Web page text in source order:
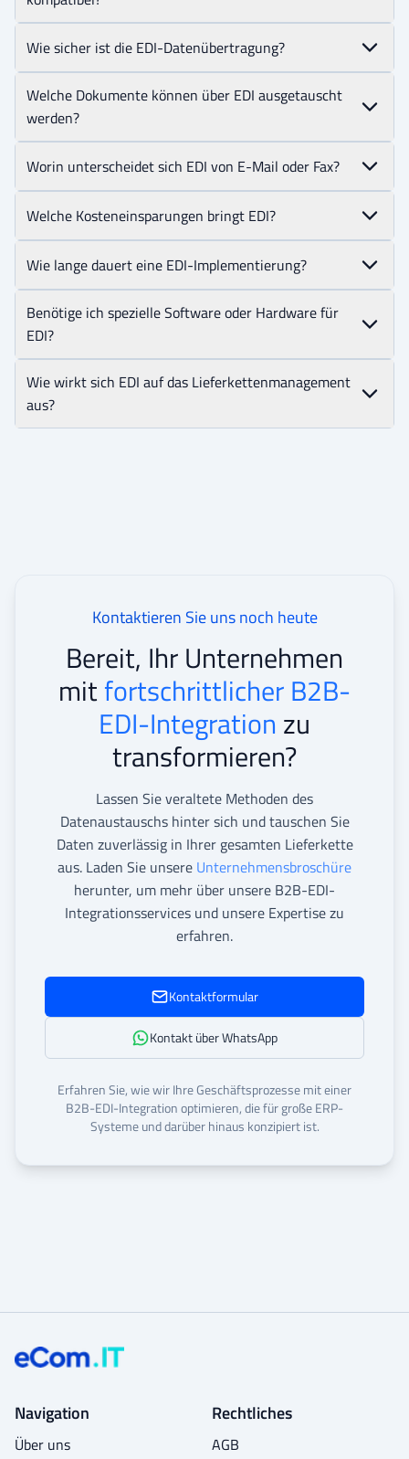
Wie sicher ist die EDI-Datenübertragung?
Welche Dokumente können über EDI ausgetauscht
werden?
Worin unterscheidet sich EDI von E-Mail oder Fax?
Welche Kosteneinsparungen bringt EDI?
Wie lange dauert eine EDI-Implementierung?
Benötige ich spezielle Software oder Hardware für
EDI?
Wie wirkt sich EDI auf das Lieferkettenmanagement
aus?
Kontaktieren Sie uns noch heute
Bereit, Ihr Unternehmen
mitfortschrittlicher B2B-
EDI-Integration zu
transformieren?
Lassen Sie veraltete Methoden des
Datenaustauschs hinter sich und tauschen Sie
Daten zuverlässig in Ihrer gesamten Lieferkette
aus. Laden Sie unsere Unternehmensbroschüre
herunter, um mehr über unsere B2B-EDI-
Integrationsservices und unsere Expertise zu
erfahren.
Kontaktformular
Kontakt über WhatsApp
Erfahren Sie, wie wir Ihre Geschäftsprozesse mit einer
B2B-EDI-Integration optimieren, die für große ERP-
Systeme und darüber hinaus konzipiert ist.
Navigation
Über uns
Rechtliches
AGB